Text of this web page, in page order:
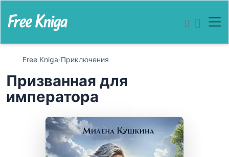
Free Kniga/Приключения
Призванная для
императора